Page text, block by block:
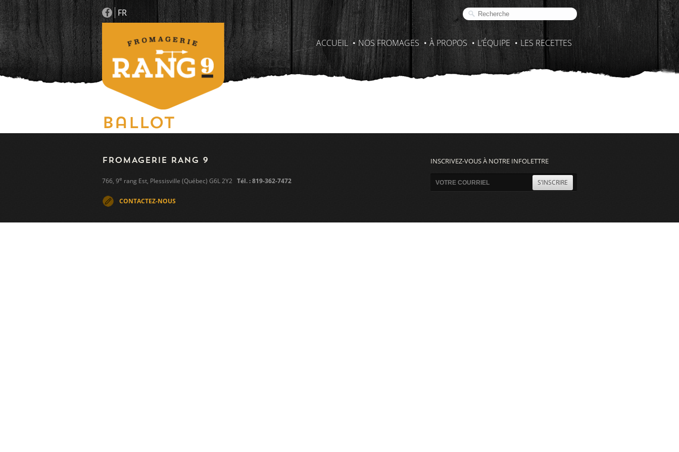
FR
ACCUEIL NOS FROMAGES À PROPOS L’ÉQUIPE LES RECETTES
Ballot
FROMAGERIE RANG 9
766, 9e rang Est, Plessisville (Québec) G6L 2Y2 Tél. : 819-362-7472
CONTACTEZ-NOUS
INSCRIVEZ-VOUS À NOTRE INFOLETTRE
S’INSCRIRE